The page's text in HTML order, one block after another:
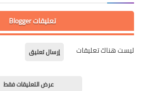
تعليقات Blogger
ليست هناك تعليقات إرسال تعليق
عرض التعليقات فقط